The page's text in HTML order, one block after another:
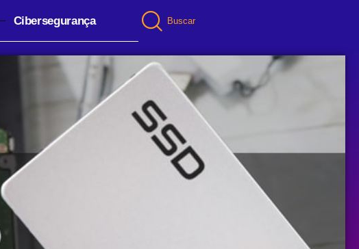
Cibersegurança Buscar